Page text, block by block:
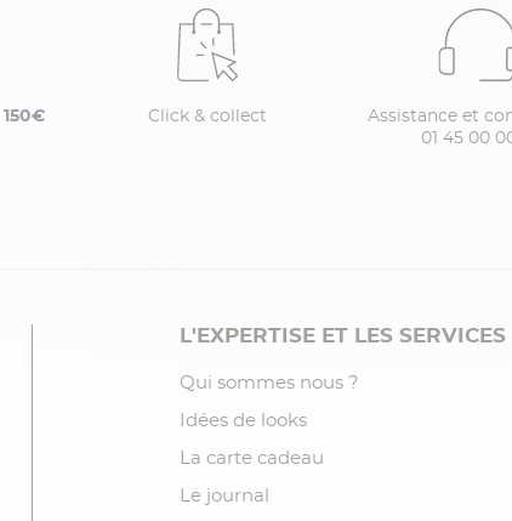
150€ Click & collect
Assistance et
01 45 00 00
L'EXPERTISE ET LES SERVICES
Qui sommes nous ?
Idées de looks
La carte cadeau
Le journal